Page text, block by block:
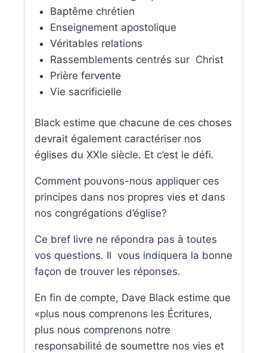
Baptême chrétien
Enseignement apostolique
Véritables relations
Rassemblements centrés sur Christ
Prière fervente
Vie sacrificielle
Black estime que chacune de ces choses
devrait également caractériser nos
églises du XXIe siècle. Et c’est le défi.
Comment pouvons-nous appliquer ces
principes dans nos propres vies et dans
nos congrégations d’église?
Ce bref livre ne répondra pas à toutes
vos questions. Il vous indiquera la bonne
façon de trouver les réponses.
En fin de compte, Dave Black estime que
«plus nous comprenons les Écritures,
plus nous comprenons notre
responsabilité de soumettre nos vies et